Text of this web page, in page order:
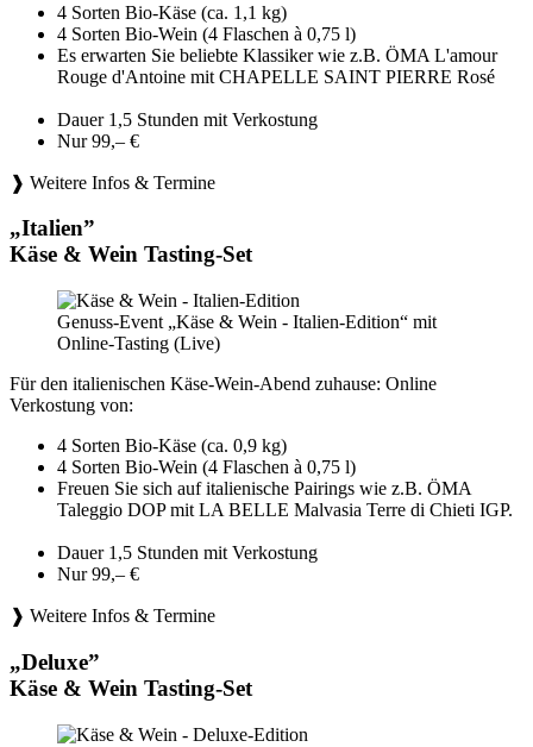
4 Sorten Bio-Käse (ca. 1,1 kg)
4 Sorten Bio-Wein (4 Flaschen à 0,75 l)
Es erwarten Sie beliebte Klassiker wie z.B. ÖMA L'amour
Rouge d'Antoine mit CHAPELLE SAINT PIERRE Rosé
Dauer 1,5 Stunden mit Verkostung
Nur 99,– €
❱ Weitere Infos & Termine
„Italien”
Käse & Wein Tasting-Set
Genuss-Event „Käse & Wein - Italien-Edition“ mit
Online-Tasting (Live)
Für den italienischen Käse-Wein-Abend zuhause: Online
Verkostung von:
4 Sorten Bio-Käse (ca. 0,9 kg)
4 Sorten Bio-Wein (4 Flaschen à 0,75 l)
Freuen Sie sich auf italienische Pairings wie z.B. ÖMA
Taleggio DOP mit LA BELLE Malvasia Terre di Chieti IGP.
Dauer 1,5 Stunden mit Verkostung
Nur 99,– €
❱ Weitere Infos & Termine
„Deluxe”
Käse & Wein Tasting-Set